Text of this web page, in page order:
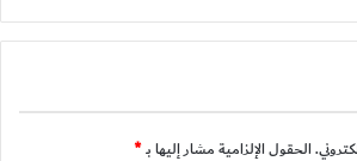
الحقول الإلزامية مشار إليها بـ*